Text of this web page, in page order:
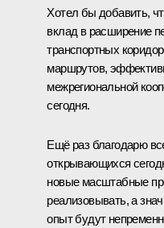
Хотел бы добавить,
вклад в расширение
транспортных
маршрутов,
межрегиональной
сегодня.
Ещё раз благодарю
открывающихся
новые масштабные
реализовывать, а
опыт будут